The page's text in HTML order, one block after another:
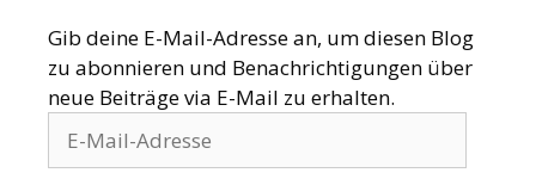
Gib deine E-Mail-Adresse an, um diesen Blog
zu abonnieren und Benachrichtigungen über
neue Beiträge via E-Mail zu erhalten.
Mail-